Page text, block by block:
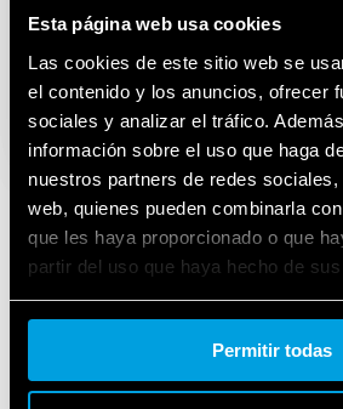
Esta página web usa cookies
Las cookies de este sitio web se
el contenido y los anuncios, ofrecer
sociales y analizar el tráfico.
información sobre el uso que haga
nuestros partners de redes
web, quienes pueden combinarla
que les haya proporcionado o que
partir del uso que haya hecho de
Cookie policy.
Permitir todas
UTILIZADOS